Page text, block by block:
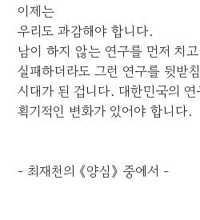
이제는
우리도 과감해야 합니다.
남이 하지 않는 연구를 먼저 치
실패하더라도 그런 연구를 뒷받
시대가 된 겁니다. 대한민국의
획기적인 변화가 있어야 합니다.
- 최재천의 《양심》 중에서 -